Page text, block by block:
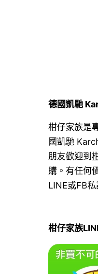
德國凱馳
柑仔家族是
國凱馳
朋友歡迎到
購。有任何
LINE或FB私
柑仔家族